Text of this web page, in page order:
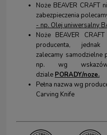
Noże BEAVER
zabezpieczenia
- np. Olej uniwersalny
Noże BEAVER
producenta, jednak
zalecamy samodzielne
np. wg
dziale PORADY/noze.
Pełna nazwa wg
Carving Knife